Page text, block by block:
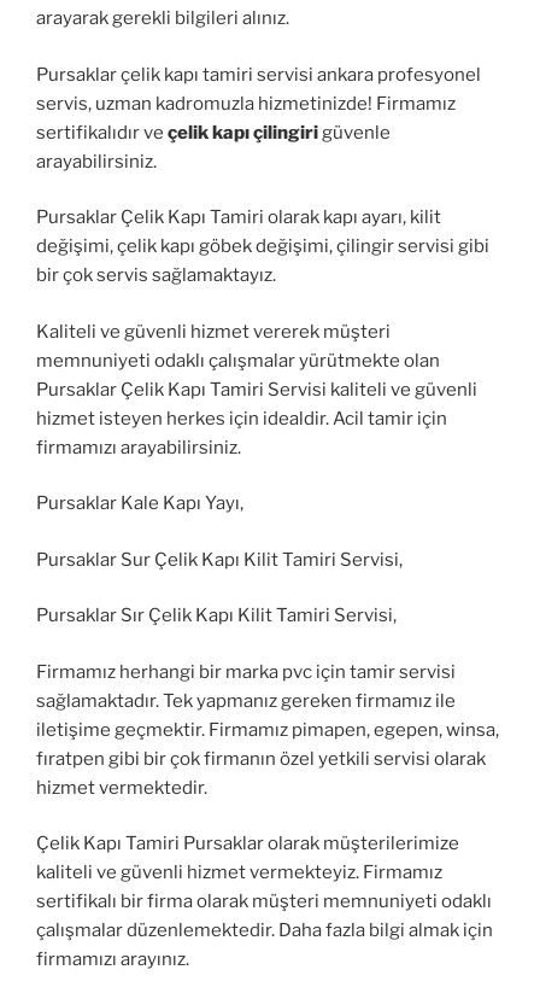
arayarak gerekli bilgileri alınız.
Pursaklar çelik kapı tamiri servisi ankara profesyonel
servis, uzman kadromuzla hizmetinizde! Firmamız
sertifikalıdır ve çelik kapı çilingirigüvenle
arayabilirsiniz.
Pursaklar Çelik Kapı Tamiri olarak kapı ayarı, kilit
değişimi, çelik kapı göbek değişimi, çilingir servisi gibi
bir çok servis sağlamaktayız.
Kaliteli ve güvenli hizmet vererek müşteri
memnuniyeti odaklı çalışmalar yürütmekte olan
Pursaklar Çelik Kapı Tamiri Servisi kaliteli ve güvenli
hizmet isteyen herkes için idealdir. Acil tamir için
firmamızı arayabilirsiniz.
Pursaklar Kale Kapı Yayı,
Pursaklar Sur Çelik Kapı Kilit Tamiri Servisi,
Pursaklar Sır Çelik Kapı Kilit Tamiri Servisi,
Firmamız herhangi bir marka pvc için tamir servisi
sağlamaktadır. Tek yapmanız gereken firmamız ile
iletişime geçmektir. Firmamız pimapen, egepen, winsa,
fıratpen gibi bir çok firmanın özel yetkili servisi olarak
hizmet vermektedir.
Çelik Kapı Tamiri Pursaklar olarak müşterilerimize
kaliteli ve güvenli hizmet vermekteyiz. Firmamız
sertifikalı bir firma olarak müşteri memnuniyeti odaklı
çalışmalar düzenlemektedir. Daha fazla bilgi almak için
firmamızı arayınız.